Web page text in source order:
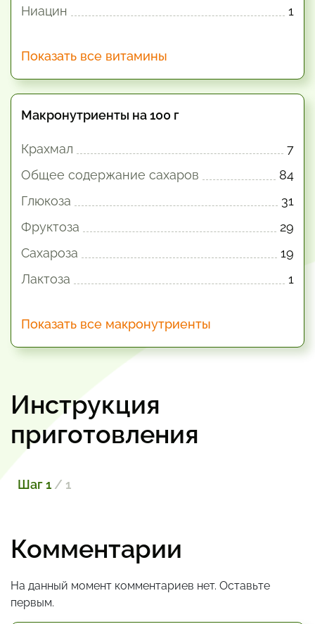
Ниацин
1
Показать все витамины
Макронутриенты на 100 г
Крахмал
7
Общее содержание сахаров
84
Глюкоза
31
Фруктоза
29
Сахароза
19
Лактоза
1
Показать все макронутриенты
Инструкция
приготовления
Шаг 1 / 1
Комментарии
На данный момент комментариев нет. Оставьте
первым.